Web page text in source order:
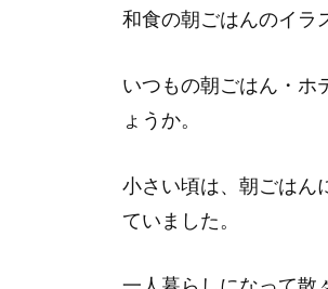
和食の朝ごはんのイラ
いつもの朝ごはん・ホ
ょうか。
小さい頃は、朝ごはん
ていました。